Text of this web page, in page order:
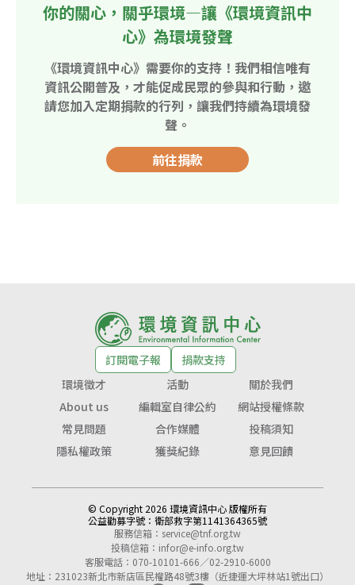
你的關心，關乎環境—讓《環境資訊中
心》為環境發聲
《環境資訊中心》需要你的支持！我們相信唯有
資訊公開普及，才能促成民眾的參與和行動，邀
請您加入定期捐款的行列，讓我們持續為環境發
聲。
前往捐款
訂閱電子報
捐款支持
環境徵才
活動
關於我們
About us
編輯室自律公約
網站授權條款
常見問題
合作媒體
投稿須知
隱私權政策
獲獎紀錄 意見回饋
© Copyright 2026 環境資訊中心 版權所有
公益勸募字號： 衛部救字第1141364365號
服務信箱： service@tnf.org.tw
投稿信箱： infor@e-info.org.tw
客服電話：070-10101-666／02-2910-6000
地址：231023新北市新店區民權路48號3樓（近捷運大坪林站1號出口）